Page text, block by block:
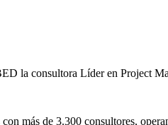
la consultora Líder en Project
más de 3.300 consultores,